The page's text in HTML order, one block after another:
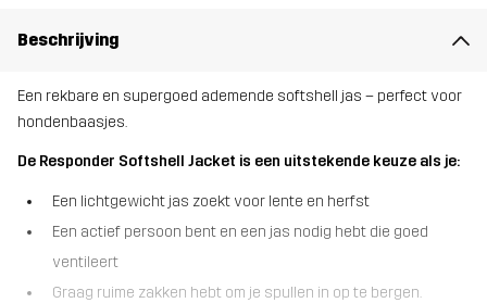
Beschrijving
Een rekbare en supergoed ademende softshell jas – perfect voor
hondenbaasjes.
De Responder Softshell Jacket is een uitstekende keuze als je:
Een lichtgewicht jas zoekt voor lente en herfst
Een actief persoon bent en een jas nodig hebt die goed
ventileert
Graag ruime zakken hebt om je spullen in op te bergen.